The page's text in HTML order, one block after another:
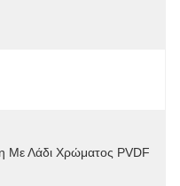
Με Λάδι Χρώματος PVDF